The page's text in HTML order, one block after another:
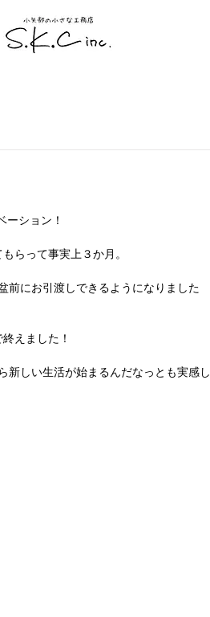
ーション！
らって事実上３か月。
前にお引渡しできるようになりました
えました！
新しい生活が始まるんだなっとも実感し